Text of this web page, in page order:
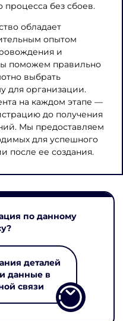
процесса без сбоев.
обладает
опытом
и
поможем правильно
выбрать
для организации.
на каждом этапе —
до получения
Мы предоставляем
для успешного
после ее создания.
по данному
деталей
данные в
связи